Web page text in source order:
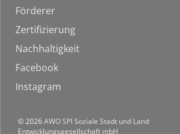
Förderer
Zertifizierung
Nachhaltigkeit
Facebook
Instagram
© 2026AWO SPI Soziale Stadt und Land
Entwicklungsgesellschaft mbH